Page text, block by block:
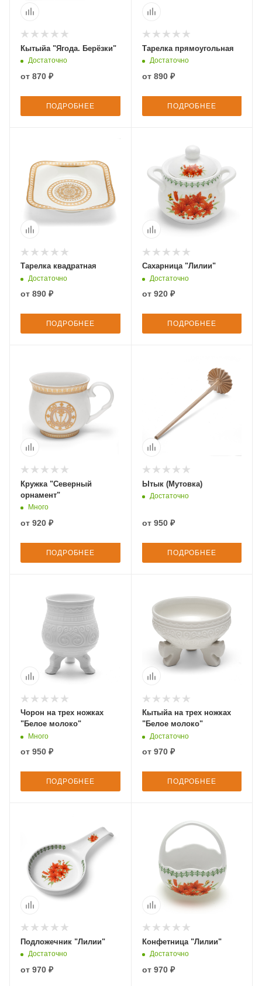
Кытыйа "Ягода. Берёзки"
Достаточно
от 870 ₽
ПОДРОБНЕЕ
Тарелка прямоугольная
Достаточно
от 890 ₽
ПОДРОБНЕЕ
Тарелка квадратная
Достаточно
от 890 ₽
ПОДРОБНЕЕ
Сахарница "Лилии"
Достаточно
от 920 ₽
ПОДРОБНЕЕ
Кружка "Северный
орнамент"
Много
от 920 ₽
ПОДРОБНЕЕ
Ытык (Мутовка)
Достаточно
от 950 ₽
ПОДРОБНЕЕ
Чорон на трех ножках
"Белое молоко"
Много
от 950 ₽
ПОДРОБНЕЕ
Кытыйа на трех ножках
"Белое молоко"
Достаточно
от 970 ₽
ПОДРОБНЕЕ
Подложечник "Лилии"
Достаточно
от 970 ₽
Конфетница "Лилии"
Достаточно
от 970 ₽